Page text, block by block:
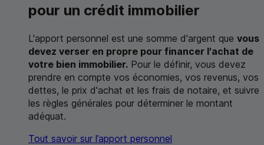
pour un crédit immobilier
L'apport personnel est une somme d'argent que vous
devez verser en propre pour financer l'achat de
votre bien immobilier. Pour le définir, vous devez
prendre en compte vos économies, vos revenus, vos
dettes, le prix d'achat et les frais de notaire, et suivre
les règles générales pour déterminer le montant
adéquat.
Tout savoir sur l’apport personnel